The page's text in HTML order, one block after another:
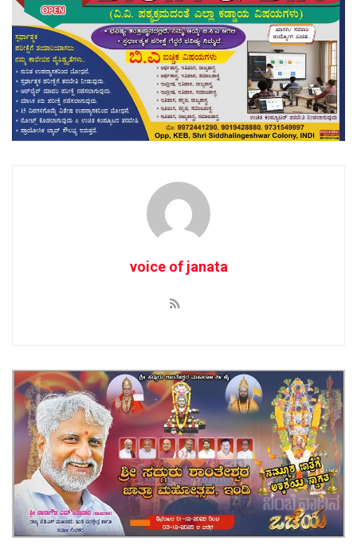
voice of janata